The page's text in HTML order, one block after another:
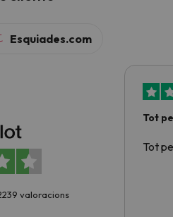
Esquiades.com
valoracions
Tot
Tot